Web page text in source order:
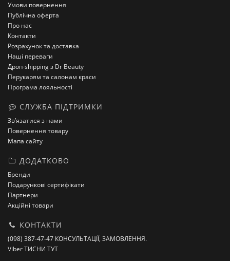
Умови повернення
Публічна оферта
Про нас
Контакти
Розрахунок та доставка
Наші переваги
Дроп-shipping з Dr Beauty
Перукарям та салонам краси
Програма лояльності
СЛУЖБА ПІДТРИМКИ
Зв’язатися з нами
Повернення товару
Мапа сайту
ДОДАТКОВО
Бренди
Подарункові сертифікати
Партнери
Акційні товари
КОНТАКТИ
(098) 387-47-47 КОНСУЛЬТАЦІЇ, ЗАМОВЛЕННЯ.
Viber ТИСНИ ТУТ